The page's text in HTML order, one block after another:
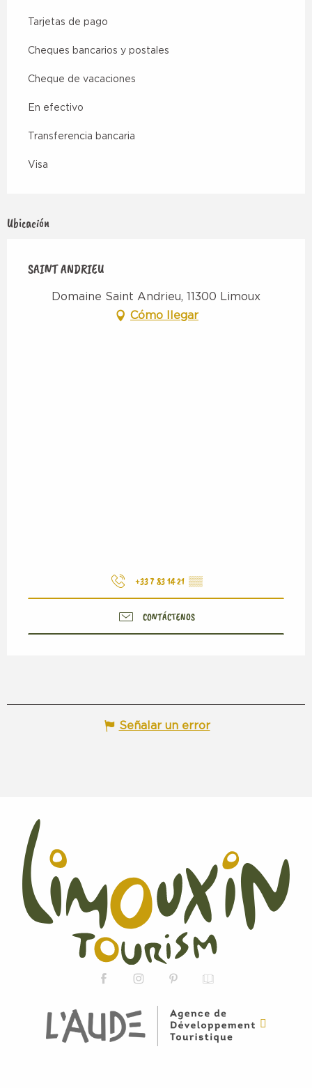
Tarjetas de pago
Cheques bancarios y postales
Cheque de vacaciones
En efectivo
Transferencia bancaria
Visa
Ubicación
SAINT ANDRIEU
Domaine Saint Andrieu, 11300 Limoux
Cómo llegar
+33 7 83 14 21 ▒▒
CONTÁCTENOS
Señalar un error